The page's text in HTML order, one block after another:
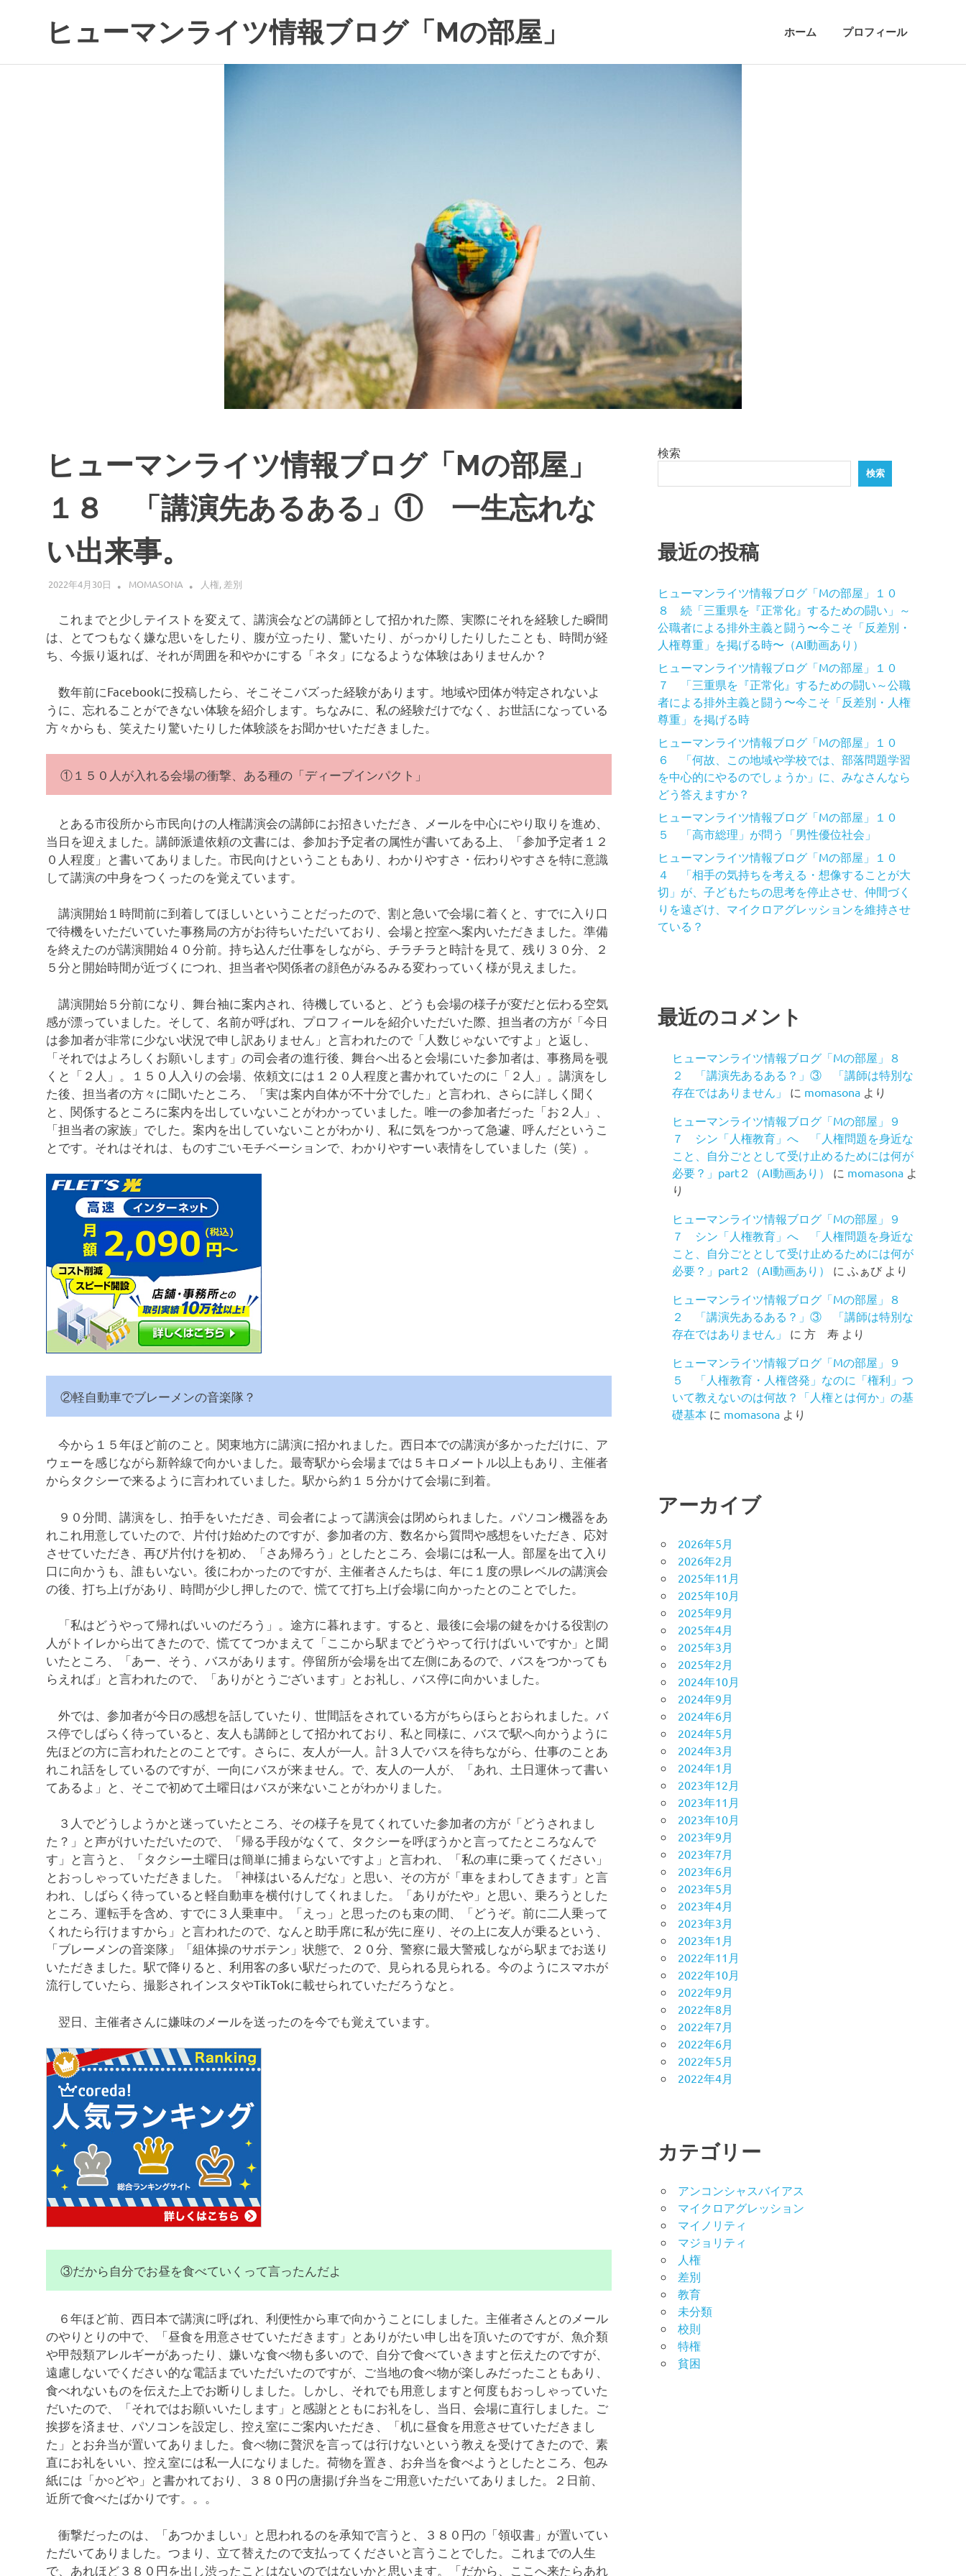
ヒューマンライツ情報ブログ「Mの部屋」 ホーム プロフィール
ヒューマンライツ情報ブログ「Mの部屋」
１８ 「講演先あるある」① 一生忘れな
い出来事。
2022年4月30日 MOMASONA 人権, 差別
これまでと少しテイストを変えて、講演会などの講師として招かれた際、実際にそれを経験した瞬間
は、とてつもなく嫌な思いをしたり、腹が立ったり、驚いたり、がっかりしたりしたことも、時間が経
ち、今振り返れば、それが周囲を和やかにする「ネタ」になるような体験はありませんか？
数年前にFacebookに投稿したら、そこそこバズった経験があります。地域や団体が特定されないよ
うに、忘れることができない体験を紹介します。ちなみに、私の経験だけでなく、お世話になっている
方々からも、笑えたり驚いたりした体験談をお聞かせいただきました。
①１５０人が入れる会場の衝撃、ある種の「ディープインパクト」
とある市役所から市民向けの人権講演会の講師にお招きいただき、メールを中心にやり取りを進め、
当日を迎えました。講師派遣依頼の文書には、参加お予定者の属性が書いてある上、「参加予定者１２
０人程度」と書いてありました。市民向けということもあり、わかりやすさ・伝わりやすさを特に意識
して講演の中身をつくったのを覚えています。
講演開始１時間前に到着してほしいということだったので、割と急いで会場に着くと、すでに入り口
で待機をいただいていた事務局の方がお待ちいただいており、会場と控室へ案内いただきました。準備
を終えたのが講演開始４０分前。持ち込んだ仕事をしながら、チラチラと時計を見て、残り３０分、２
５分と開始時間が近づくにつれ、担当者や関係者の顔色がみるみる変わっていく様が見えました。
講演開始５分前になり、舞台袖に案内され、待機していると、どうも会場の様子が変だと伝わる空気
感が漂っていました。そして、名前が呼ばれ、プロフィールを紹介いただいた際、担当者の方が「今日
は参加者が非常に少ない状況で申し訳ありません」と言われたので「人数じゃないですよ」と返し、
「それではよろしくお願いします」の司会者の進行後、舞台へ出ると会場にいた参加者は、事務局を覗
くと「２人」。１５０人入りの会場、依頼文には１２０人程度と書かれていたのに「２人」。講演をし
た後、担当者の方々に聞いたところ、「実は案内自体が不十分でした」と言われ、さらに詳しく聞く
と、関係するところに案内を出していないことがわかっていました。唯一の参加者だった「お２人」、
「担当者の家族」でした。案内を出していないことがわかり、私に気をつかって急遽、呼んだというこ
とです。それはそれは、ものすごいモチベーションで、わかりやすーい表情をしていました（笑）。
②軽自動車でブレーメンの音楽隊？
今から１５年ほど前のこと。関東地方に講演に招かれました。西日本での講演が多かっただけに、ア
ウェーを感じながら新幹線で向かいました。最寄駅から会場までは５キロメートル以上もあり、主催者
からタクシーで来るように言われていました。駅から約１５分かけて会場に到着。
９０分間、講演をし、拍手をいただき、司会者によって講演会は閉められました。パソコン機器をあ
れこれ用意していたので、片付け始めたのですが、参加者の方、数名から質問や感想をいただき、応対
させていただき、再び片付けを初め、「さあ帰ろう」としたところ、会場には私一人。部屋を出て入り
口に向かうも、誰もいない。後にわかったのですが、主催者さんたちは、年に１度の県レベルの講演会
の後、打ち上げがあり、時間が少し押したので、慌てて打ち上げ会場に向かったとのことでした。
「私はどうやって帰ればいいのだろう」。途方に暮れます。すると、最後に会場の鍵をかける役割の
人がトイレから出てきたので、慌ててつかまえて「ここから駅までどうやって行けばいいですか」と聞
いたところ、「あー、そう、バスがあります。停留所が会場を出て左側にあるので、バスをつかっても
らえれば」と言われたので、「ありがとうございます」とお礼し、バス停に向かいました。
外では、参加者が今日の感想を話していたり、世間話をされている方がちらほらとおられました。バ
ス停でしばらく待っていると、友人も講師として招かれており、私と同様に、バスで駅へ向かうように
先ほどの方に言われたとのことです。さらに、友人が一人。計３人でバスを待ちながら、仕事のことあ
れこれ話をしているのですが、一向にバスが来ません。で、友人の一人が、「あれ、土日運休って書い
てあるよ」と、そこで初めて土曜日はバスが来ないことがわかりました。
３人でどうしようかと迷っていたところ、その様子を見てくれていた参加者の方が「どうされまし
た？」と声がけいただいたので、「帰る手段がなくて、タクシーを呼ぼうかと言ってたところなんで
す」と言うと、「タクシー土曜日は簡単に捕まらないですよ」と言われ、「私の車に乗ってください」
とおっしゃっていただきました。「神様はいるんだな」と思い、その方が「車をまわしてきます」と言
われ、しばらく待っていると軽自動車を横付けしてくれました。「ありがたや」と思い、乗ろうとした
ところ、運転手を含め、すでに３人乗車中。「えっ」と思ったのも束の間、「どうぞ。前に二人乗って
くれたら行けますから」と言われたので、なんと助手席に私が先に座り、その上に友人が乗るという、
「ブレーメンの音楽隊」「組体操のサボテン」状態で、２０分、警察に最大警戒しながら駅までお送り
いただきました。駅で降りると、利用客の多い駅だったので、見られる見られる。今のようにスマホが
流行していたら、撮影されインスタやTikTokに載せられていただろうなと。
翌日、主催者さんに嫌味のメールを送ったのを今でも覚えています。
③だから自分でお昼を食べていくって言ったんだよ
６年ほど前、西日本で講演に呼ばれ、利便性から車で向かうことにしました。主催者さんとのメール
のやりとりの中で、「昼食を用意させていただきます」とありがたい申し出を頂いたのですが、魚介類
や甲殻類アレルギーがあったり、嫌いな食べ物も多いので、自分で食べていきますと伝えたのですが、
遠慮しないでください的な電話までいただいたのですが、ご当地の食べ物が楽しみだったこともあり、
食べれないものを伝えた上でお断りしました。しかし、それでも用意しますと何度もおっしゃっていた
だいたので、「それではお願いいたします」と感謝とともにお礼をし、当日、会場に直行しました。ご
挨拶を済ませ、パソコンを設定し、控え室にご案内いただき、「机に昼食を用意させていただきまし
た」とお弁当が置いてありました。食べ物に贅沢を言っては行けないという教えを受けてきたので、素
直にお礼をいい、控え室には私一人になりました。荷物を置き、お弁当を食べようとしたところ、包み
紙には「か○どや」と書かれており、３８０円の唐揚げ弁当をご用意いただいてありました。２日前、
近所で食べたばかりです。。。
衝撃だったのは、「あつかましい」と思われるのを承知で言うと、３８０円の「領収書」が置いてい
ただいてありました。つまり、立て替えたので支払ってくださいと言うことでした。これまでの人生
で、あれほど３８０円を出し渋ったことはないのではないかと思います。「だから、ここへ来たらあれ
検索
検索
最近の投稿
ヒューマンライツ情報ブログ「Mの部屋」１０
８ 続「三重県を『正常化』するための闘い」～
公職者による排外主義と闘う〜今こそ「反差別・
人権尊重」を掲げる時〜（AI動画あり）
ヒューマンライツ情報ブログ「Mの部屋」１０
７ 「三重県を『正常化』するための闘い～公職
者による排外主義と闘う〜今こそ「反差別・人権
尊重」を掲げる時
ヒューマンライツ情報ブログ「Mの部屋」１０
６ 「何故、この地域や学校では、部落問題学習
を中心的にやるのでしょうか」に、みなさんなら
どう答えますか？
ヒューマンライツ情報ブログ「Mの部屋」１０
５ 「高市総理」が問う「男性優位社会」
ヒューマンライツ情報ブログ「Mの部屋」１０
４ 「相手の気持ちを考える・想像することが大
切」が、子どもたちの思考を停止させ、仲間づく
りを遠ざけ、マイクロアグレッションを維持させ
ている？
最近のコメント
ヒューマンライツ情報ブログ「Mの部屋」８
２ 「講演先あるある？」③ 「講師は特別な
存在ではありません」
に momasona より
ヒューマンライツ情報ブログ「Mの部屋」９
７ シン「人権教育」へ 「人権問題を身近な
こと、自分ごととして受け止めるためには何が
必要？」part２（AI動画あり）
に momasona よ
り
ヒューマンライツ情報ブログ「Mの部屋」９
７ シン「人権教育」へ 「人権問題を身近な
こと、自分ごととして受け止めるためには何が
必要？」part２（AI動画あり）
に ふぁび より
ヒューマンライツ情報ブログ「Mの部屋」８
２ 「講演先あるある？」③ 「講師は特別な
存在ではありません」
に方 寿 より
ヒューマンライツ情報ブログ「Mの部屋」９
５ 「人権教育・人権啓発」なのに「権利」つ
いて教えないのは何故？「人権とは何か」の基
礎基本 に momasona より
アーカイブ
2026年5月
2026年2月
2025年11月
2025年10月
2025年9月
2025年4月
2025年3月
2025年2月
2024年10月
2024年9月
2024年6月
2024年5月
2024年3月
2024年1月
2023年12月
2023年11月
2023年10月
2023年9月
2023年7月
2023年6月
2023年5月
2023年4月
2023年3月
2023年1月
2022年11月
2022年10月
2022年9月
2022年8月
2022年7月
2022年6月
2022年5月
2022年4月
カテゴリー
アンコンシャスバイアス
マイクロアグレッション
マイノリティ
マジョリティ
人権
差別
教育
未分類
校則
特権
貧困